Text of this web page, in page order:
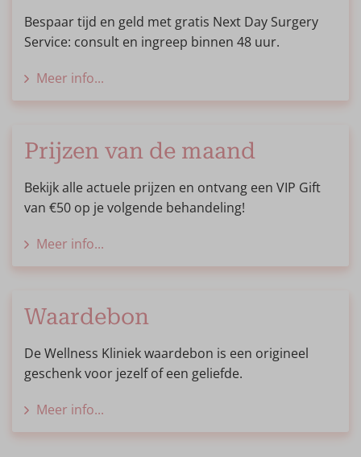
Bespaar tijd en geld met gratis Next Day Surgery
Service: consult en ingreep binnen 48 uur.
Meer info...
Prijzen van de maand
Bekijk alle actuele prijzen en ontvang een VIP Gift
van €50 op je volgende behandeling!
Meer info...
Waardebon
De Wellness Kliniek waardebon is een origineel
geschenk voor jezelf of een geliefde.
Meer info...